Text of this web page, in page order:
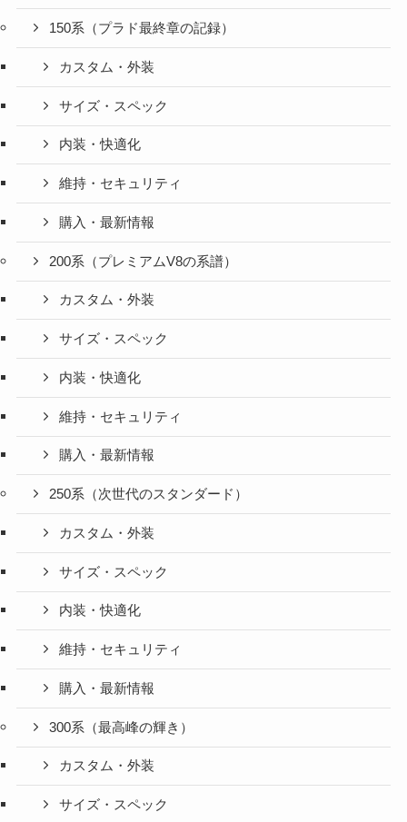
150系（プラド最終章の記録）
カスタム・外装
サイズ・スペック
内装・快適化
維持・セキュリティ
購入・最新情報
200系（プレミアムV8の系譜）
カスタム・外装
サイズ・スペック
内装・快適化
維持・セキュリティ
購入・最新情報
250系（次世代のスタンダード）
カスタム・外装
サイズ・スペック
内装・快適化
維持・セキュリティ
購入・最新情報
300系（最高峰の輝き）
カスタム・外装
サイズ・スペック